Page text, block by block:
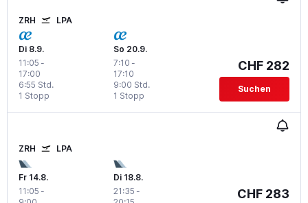
ZRH LPA
Di 8.9.
11:05 -
17:00
1 Stopp
6:55 Std.
So 20.9.
7:10 -
17:10
1 Stopp
9:00 Std.
CHF 282
Suchen
ZRH LPA
Fr 14.8.
11:05 -
Di 18.8.
21:35 -
CHF 283